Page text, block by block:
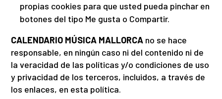
propias cookies para que usted pueda pinchar en
botones del tipo Me gusta o Compartir.
CALENDARIO MÚSICA MALLORCA no se hace
responsable, en ningún caso ni del contenido ni de
la veracidad de las políticas y/o condiciones de uso
y privacidad de los terceros, incluidos, a través de
los enlaces, en esta política.